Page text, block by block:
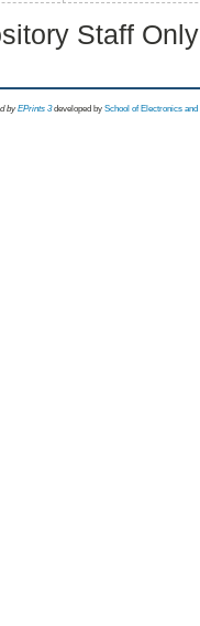
Staff
byEPrints 3 developed by School of Electronics